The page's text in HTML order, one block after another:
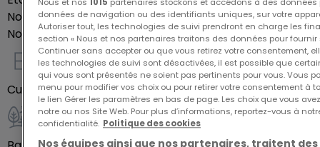
Que vous soyez un couple, une famille ou un
investisseur, cet appartement est un véritable
joyau immobilier. Profitez d'un cadre de vie paisible
et serein, alliant calme et sécurité. Sa proximité
avec la frontière luxembourgeoise vous permettra
de bénéficier des avantages d'un environnement
international dynamique. De plus, les commodités
avoisinantes sont facilement accessibles, facilitant
Nombre de pièces3
Nombre de chambres2
Intérieur
Cuisine ouverteOui
Extérieur
données de navigation ou des identifiants uniques, sur votre
Autoriser tout, les technologies de suivi prendront en charge les
section « Nous et nos partenaires traitons des données pour fournir
Continuer sans accepter ou que vous retirez votre consentement,
les technologies de suivi sont désactivées, il est possible que
qui vous sont présentés ne soient pas pertinents pour vous. Vous
menu pour modifier vos choix ou pour retirer votre consentement à
le lien Gérer les paramètres en bas de page. Les choix que vous
notre ou nos Site Web. Pour plus d’informations, reportez-vous à
confidentialité. Politique des cookies
Nos équipes ainsi que nos partenaires, traitent